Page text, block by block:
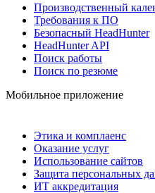
Производственный
Требования к ПО
Безопасный HeadHunter
HeadHunter API
Поиск работы
Поиск по резюме
Мобильное приложение
Этика и комплаенс
Оказание услуг
Использование сайтов
Защита персональных
ИТ аккредитация